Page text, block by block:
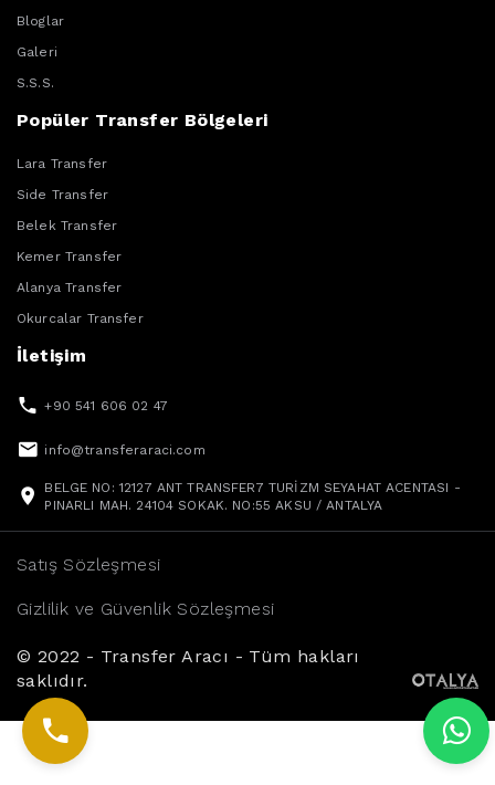
Bloglar
Galeri
S.S.S.
Popüler Transfer Bölgeleri
Lara Transfer
Side Transfer
Belek Transfer
Kemer Transfer
Alanya Transfer
Okurcalar Transfer
İletişim
+90 541 606 02 47
info@transferaraci.com
BELGE NO: 12127 ANT TRANSFER7 TURİZM SEYAHAT ACENTASI -
PINARLI MAH. 24104 SOKAK. NO:55 AKSU / ANTALYA
© 2022 - Transfer Aracı - Tüm hakları
saklıdır.
Gizlilik ve Güvenlik Sözleşmesi
Satış Sözleşmesi